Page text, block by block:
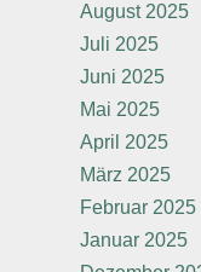
August 2025
Juli 2025
Juni 2025
Mai 2025
April 2025
März 2025
Februar 2025
Januar 2025